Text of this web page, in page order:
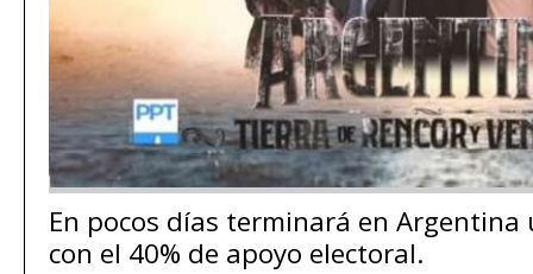
En pocos días terminará en Argentina
con el 40% de apoyo electoral.